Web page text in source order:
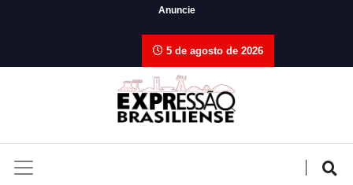
Anuncie
5 de agosto de 2026